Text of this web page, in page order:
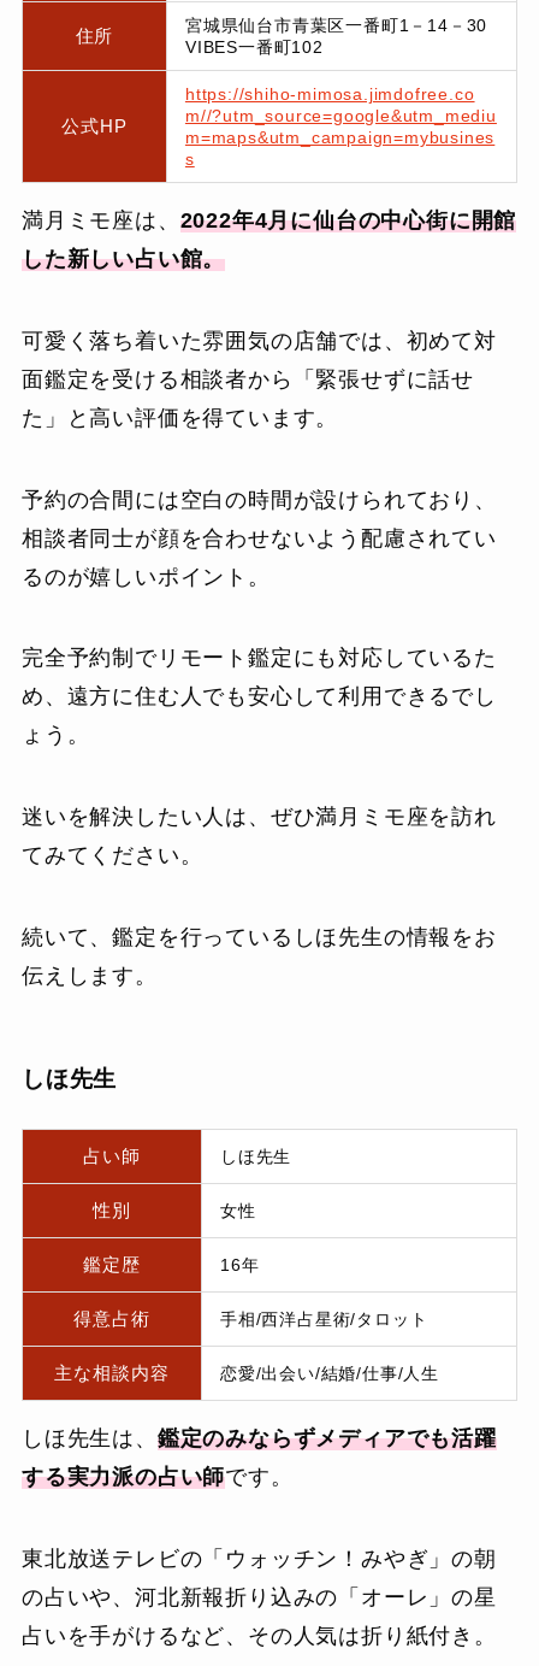
住所
宮城県仙台市青葉区一番町1－14－30
VIBES一番町102
公式HP
https://shiho-mimosa.jimdofree.co
m//?utm_source=google&utm_mediu
m=maps&utm_campaign=mybusines
s
満月ミモ座は、 2022年4月に仙台の中心街に開館
した新しい占い館。
可愛く落ち着いた雰囲気の店舗では、初めて対
面鑑定を受ける相談者から「緊張せずに話せ
た」と高い評価を得ています。
予約の合間には空白の時間が設けられており、
相談者同士が顔を合わせないよう配慮されてい
るのが嬉しいポイント。
完全予約制でリモート鑑定にも対応しているた
め、遠方に住む人でも安心して利用できるでし
ょう。
迷いを解決したい人は、ぜひ満月ミモ座を訪れ
てみてください。
続いて、鑑定を行っているしほ先生の情報をお
伝えします。
しほ先生
占い師 しほ先生
性別 女性
鑑定歴 16年
得意占術 手相/西洋占星術/タロット
主な相談内容 恋愛/出会い/結婚/仕事/人生
しほ先生は、 鑑定のみならずメディアでも活躍
する実力派の占い師です。
東北放送テレビの「ウォッチン！みやぎ」の朝
の占いや、河北新報折り込みの「オーレ」の星
占いを手がけるなど、その人気は折り紙付き。